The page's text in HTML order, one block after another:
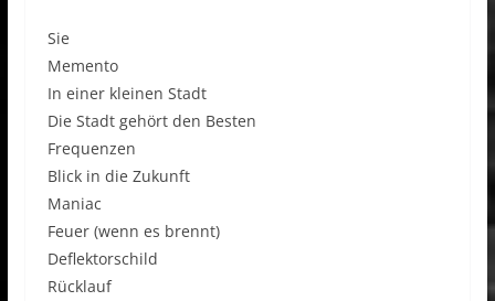
Sie
Memento
In einer kleinen Stadt
Die Stadt gehört den Besten
Frequenzen
Blick in die Zukunft
Maniac
Feuer (wenn es brennt)
Deflektorschild
Rücklauf